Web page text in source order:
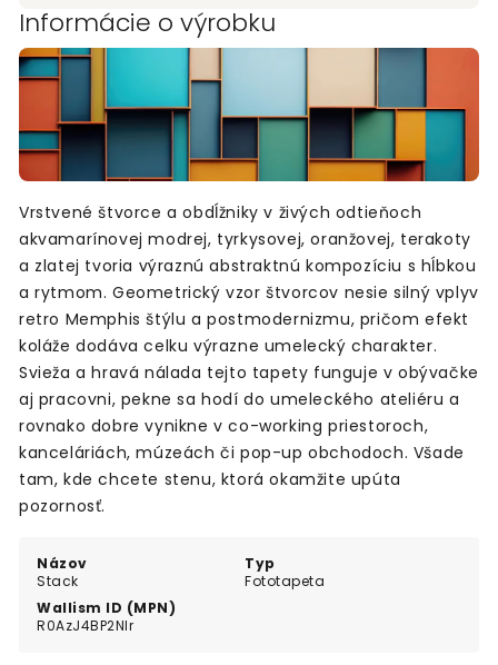
Informácie o výrobku
Názov
Stack
Typ
Fototapeta
Wallism ID (MPN)
R0AzJ4BP2Nlr
Vrstvené štvorce a obdĺžniky v živých odtieňoch
akvamarínovej modrej, tyrkysovej, oranžovej, terakoty
a zlatej tvoria výraznú abstraktnú kompozíciu s hĺbkou
a rytmom. Geometrický vzor štvorcov nesie silný vplyv
retro Memphis štýlu a postmodernizmu, pričom efekt
koláže dodáva celku výrazne umelecký charakter.
Svieža a hravá nálada tejto tapety funguje v obývačke
aj pracovni, pekne sa hodí do umeleckého ateliéru a
rovnako dobre vynikne v co-working priestoroch,
kanceláriách, múzeách či pop-up obchodoch. Všade
tam, kde chcete stenu, ktorá okamžite upúta
pozornosť.